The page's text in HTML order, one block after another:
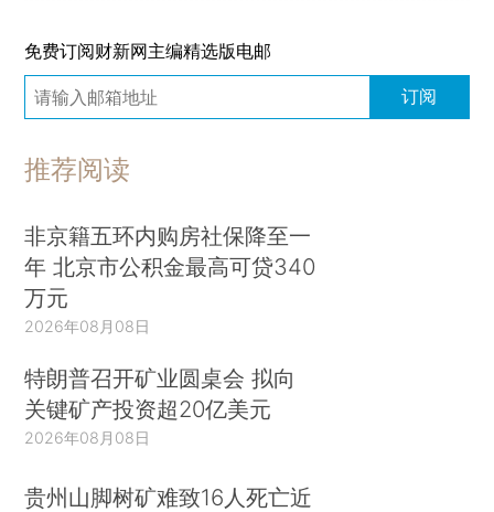
免费订阅财新网主编精选版电邮
订阅
推荐阅读
非京籍五环内购房社保降至一
年 北京市公积金最高可贷340
万元
2026年08月08日
特朗普召开矿业圆桌会 拟向
关键矿产投资超20亿美元
2026年08月08日
贵州山脚树矿难致16人死亡近